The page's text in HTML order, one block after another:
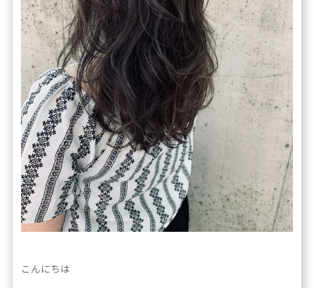
こんにちは